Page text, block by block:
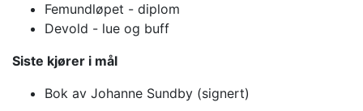
Femundløpet - diplom
Devold - lue og buff
Siste kjører i mål
Bok av Johanne Sundby (signert)